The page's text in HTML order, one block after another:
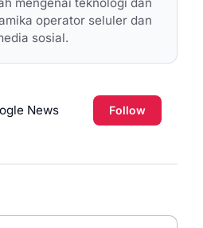
operator seluler dan
sosial.
News Follow